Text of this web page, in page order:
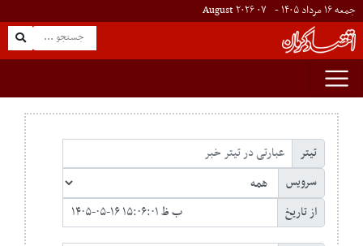
جمعه ۱۶ مرداد ۱۴۰۵ - ۰۷۲۰۲۶
تیتر
سرویس
از تاریخ